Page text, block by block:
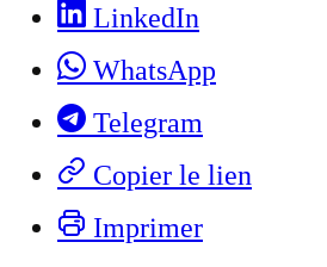
LinkedIn
WhatsApp
Telegram
Copier le lien
Imprimer